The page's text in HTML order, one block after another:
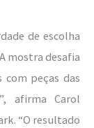
de escolha
mostra desafia
peças das
afirma Carol
“O resultado